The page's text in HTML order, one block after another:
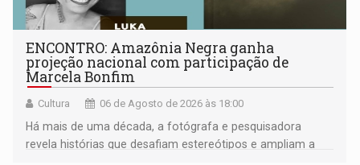
ENCONTRO: Amazônia Negra ganha
projeção nacional com participação de
Marcela Bonfim
Cultura 06 de Agosto de 2026 às 18:00
Há mais de uma década, a fotógrafa e pesquisadora
revela histórias que desafiam estereótipos e ampliam a